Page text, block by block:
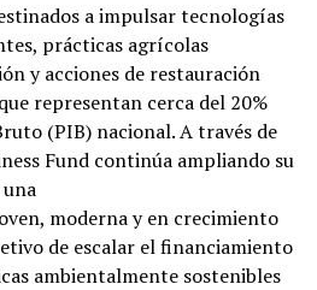
a impulsar tecnologías
prácticas agrícolas
y acciones de restauración
representan cerca del 20%
(PIB) nacional. A través de
Fund continúa ampliando su
moderna y en crecimiento
de escalar el financiamiento
ambientalmente sostenibles